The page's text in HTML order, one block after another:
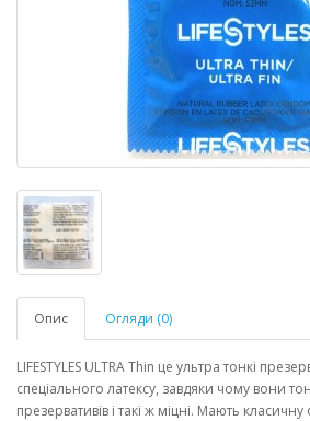
Опис Огляди (0)
LIFESTYLES ULTRA Thin це ультра тонкі
спеціального латексу, завдяки чому вони
презервативів і такі ж міцні. Мають класичну